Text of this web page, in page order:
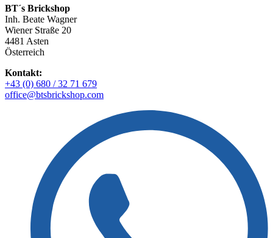
BT´s Brickshop​
Inh. Beate Wagner
Wiener Straße 20
4481 Asten
Österreich
Kontakt:
+43 (0) 680 / 32 71 679
office@btsbrickshop.com